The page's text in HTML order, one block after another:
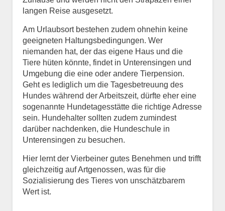
langen Reise ausgesetzt.
Am Urlaubsort bestehen zudem ohnehin keine
geeigneten Haltungsbedingungen. Wer
niemanden hat, der das eigene Haus und die
Tiere hüten könnte, findet in Unterensingen und
Umgebung die eine oder andere Tierpension.
Geht es lediglich um die Tagesbetreuung des
Hundes während der Arbeitszeit, dürfte eher eine
sogenannte Hundetagesstätte die richtige Adresse
sein. Hundehalter sollten zudem zumindest
darüber nachdenken, die Hundeschule in
Unterensingen zu besuchen.
Hier lernt der Vierbeiner gutes Benehmen und trifft
gleichzeitig auf Artgenossen, was für die
Sozialisierung des Tieres von unschätzbarem
Wert ist.